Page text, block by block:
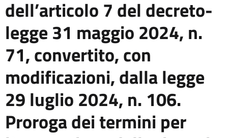
dell’articolo 7 del decreto-
legge 31 maggio 2024, n.
71, convertito, con
modificazioni, dalla legge
29 luglio 2024, n. 106.
Proroga dei termini per